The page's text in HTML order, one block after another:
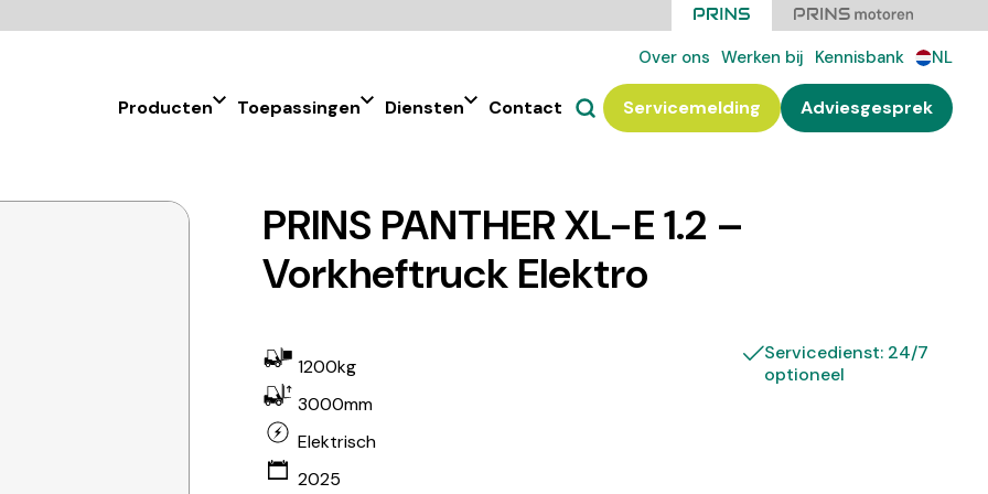
Over ons Werken bij Kennisbank NL
Producten Toepassingen Diensten Contact Servicemelding Adviesgesprek
PRINS PANTHER XL-E 1.2 –
Vorkheftruck Elektro
1200kg
3000mm
Elektrisch
2025
Servicedienst: 24/7
optioneel